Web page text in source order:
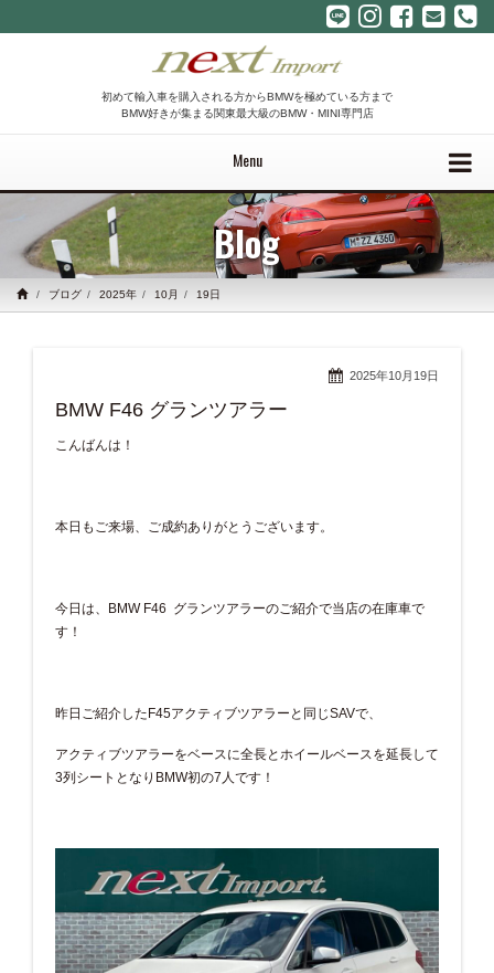
初めて輸入車を購入される方からBMWを極めている方まで
BMW好きが集まる関東最大級のBMW・MINI専門店
Menu
Blog
ブログ 2025年 10月 19日
2025年10月19日
BMW F46 グランツアラー
こんばんは！
本日もご来場、ご成約ありがとうございます。
今日は、BMW F46 グランツアラーのご紹介で当店の在庫車で
す！
昨日ご紹介したF45アクティブツアラーと同じSAVで、
アクティブツアラーをベースに全長とホイールベースを延長して
3列シートとなりBMW初の7人です！